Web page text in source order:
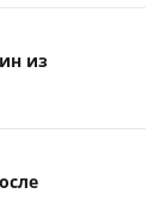
из